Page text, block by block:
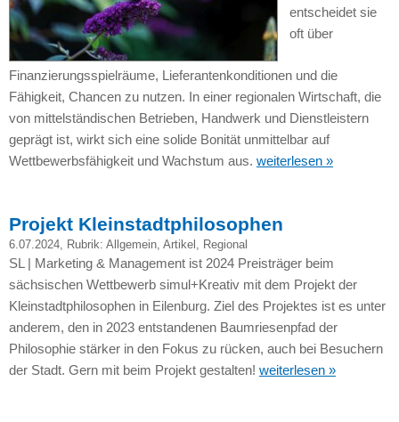
entscheidet sie
oft über
Finanzierungsspielräume, Lieferantenkonditionen und die
Fähigkeit, Chancen zu nutzen. In einer regionalen Wirtschaft, die
von mittelständischen Betrieben, Handwerk und Dienstleistern
geprägt ist, wirkt sich eine solide Bonität unmittelbar auf
Wettbewerbsfähigkeit und Wachstum aus. weiterlesen »
Projekt Kleinstadtphilosophen
6.07.2024, Rubrik: Allgemein, Artikel , Regional
SL | Marketing & Management ist 2024 Preisträger beim
sächsischen Wettbewerb simul+Kreativ mit dem Projekt der
Kleinstadtphilosophen in Eilenburg. Ziel des Projektes ist es unter
anderem, den in 2023 entstandenen Baumriesenpfad der
Philosophie stärker in den Fokus zu rücken, auch bei Besuchern
der Stadt. Gern mit beim Projekt gestalten! weiterlesen »